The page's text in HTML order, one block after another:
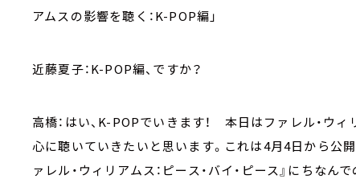
アムスの影響を聴く：K-POP編」
近藤夏子：K-POP編、ですか？
高橋：はい、K-POPでいきます！ 本日はファレル・ウ
心に聴いていきたいと思います。これは4月4日から公
ァレル・ウィリアムス：ピース・バイ・ピース』にちなんで